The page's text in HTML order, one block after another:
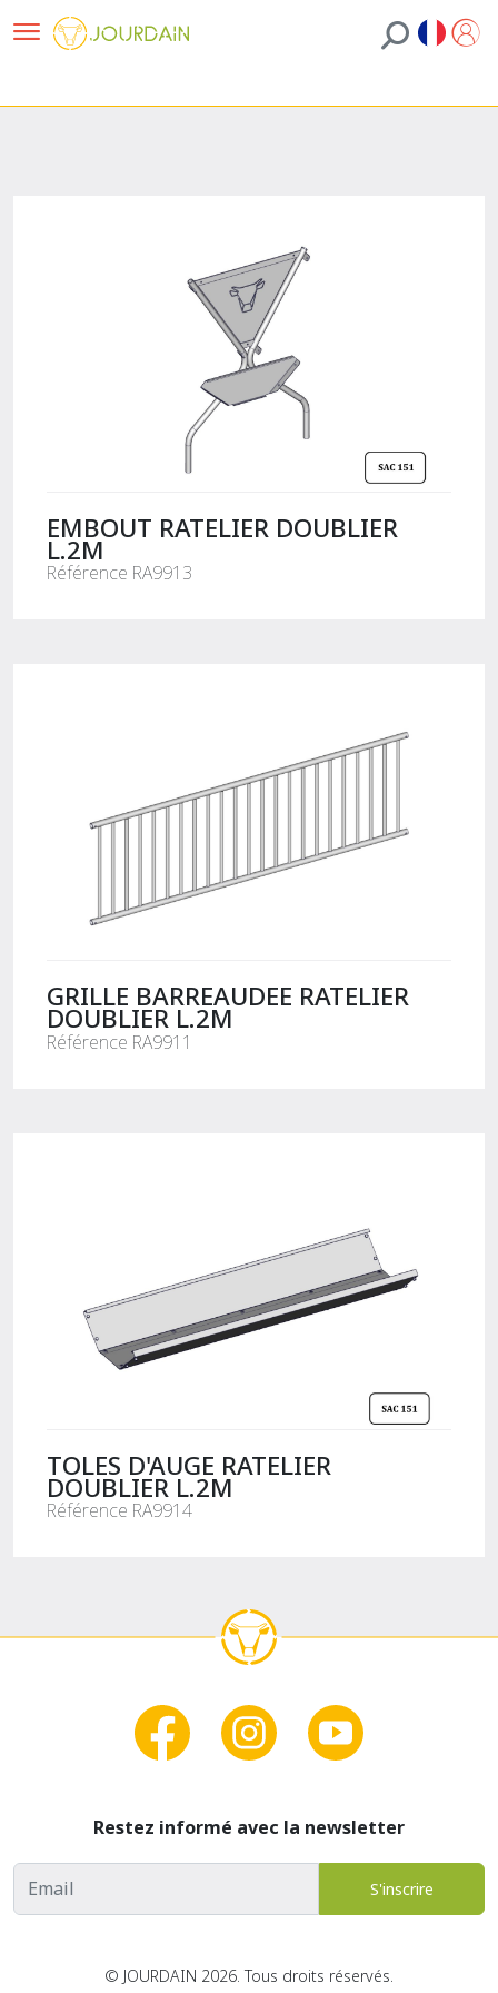
EMBOUT RATELIER DOUBLIER
L.2M
Référence RA9913
GRILLE BARREAUDEE RATELIER
DOUBLIER L.2M
Référence RA9911
TOLES D'AUGE RATELIER
DOUBLIER L.2M
Référence RA9914
Restez informé avec la newsletter
Adresse email
S'inscrire
© JOURDAIN 2026. Tous droits réservés.